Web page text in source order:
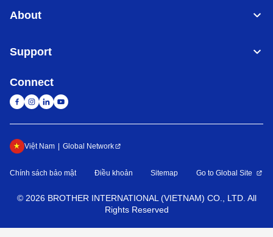
About
Support
Connect
Việt Nam Global Network
Chính sách bảo mật Điều khoản Sitemap Go to Global Site
© 2026 BROTHER INTERNATIONAL (VIETNAM) CO., LTD. All
Rights Reserved